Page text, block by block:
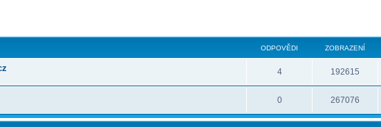
ODPOVĚDI ZOBRAZENÍ
4 192615
0 267076